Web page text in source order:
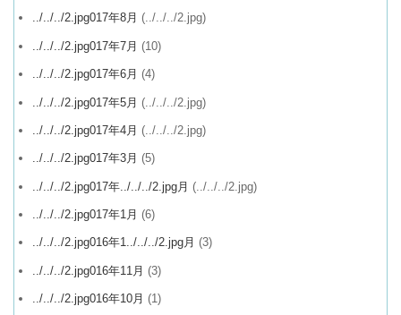
../../../2.jpg017年8月 (../../../2.jpg)
../../../2.jpg017年7月 (10)
../../../2.jpg017年6月 (4)
../../../2.jpg017年5月 (../../../2.jpg)
../../../2.jpg017年4月 (../../../2.jpg)
../../../2.jpg017年3月 (5)
../../../2.jpg017年../../../2.jpg月 (../../../2.jpg)
../../../2.jpg017年1月 (6)
../../../2.jpg016年1../../../2.jpg月 (3)
../../../2.jpg016年11月 (3)
../../../2.jpg016年10月 (1)